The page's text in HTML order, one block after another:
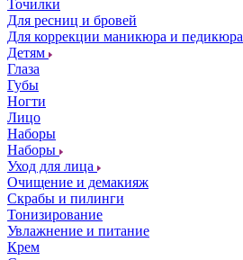
Точилки
Для ресниц и бровей
Для коррекции маникюра и педикюра
Детям
Глаза
Губы
Ногти
Лицо
Наборы
Наборы
Уход для лица
Очищение и демакияж
Скрабы и пилинги
Тонизирование
Увлажнение и питание
Крем